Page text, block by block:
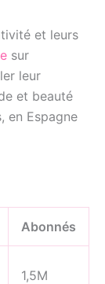
et leurs
sur
leur
et beauté
en Espagne
Abonnés
1,5M